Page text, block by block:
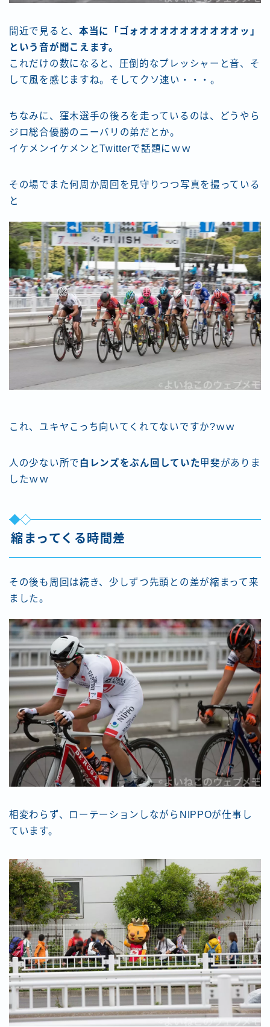
間近で見ると、 本当に「ゴォオオオオオオオオオオッ」
という音が聞こえます。
これだけの数になると、圧倒的なプレッシャーと音、そ
して風を感じますね。そしてクソ速い・・・。
ちなみに、窪木選手の後ろを走っているのは、どうやら
ジロ総合優勝のニーバリの弟だとか。
イケメンイケメンとTwitterで話題にｗｗ
その場でまた何周か周回を見守りつつ写真を撮っている
と
これ、ユキヤこっち向いてくれてないですか?ｗｗ
人の少ない所で 白レンズをぶん回していた 甲斐がありま
したｗｗ
縮まってくる時間差
その後も周回は続き、少しずつ先頭との差が縮まって来
ました。
相変わらず、ローテーションしながらNIPPOが仕事し
ています。